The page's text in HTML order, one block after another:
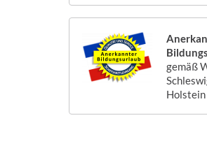
gemäß
Holstein